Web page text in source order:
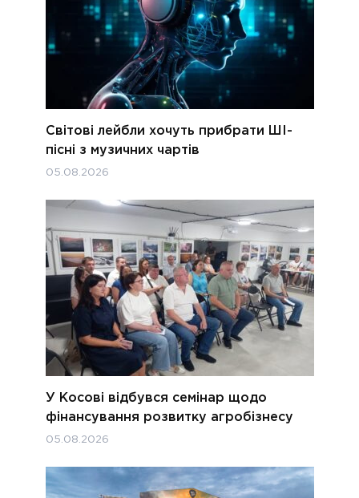
Світові лейбли хочуть прибрати ШІ-
пісні з музичних чартів
05.08.2026
У Косові відбувся семінар щодо
фінансування розвитку агробізнесу
05.08.2026